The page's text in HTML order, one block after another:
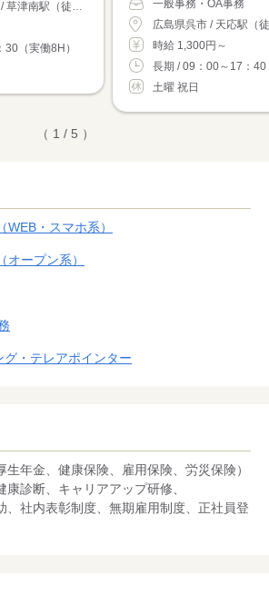
広島県広島市西区 / 草津南駅（徒歩15分）
（実働8H）
一般事務・OA事務
広島県呉市 / 天応駅（
時給 1,300円～
長期 / 09：00～17：40
土曜 祝日
（ 1 / 5 ）
・スマホ系）
オープン系）
グ・テレアポインター
年金、健康保険、雇用保険、労災保険）
診断、キャリアアップ研修、
、社内表彰制度、無期雇用制度、正社員登